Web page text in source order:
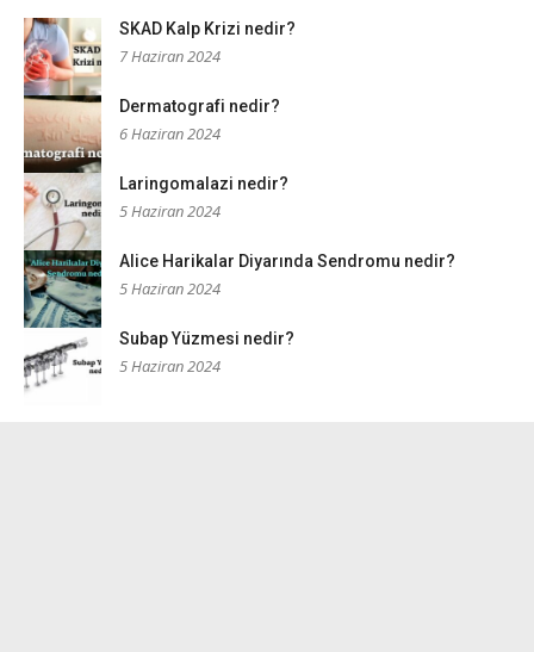
SKAD Kalp Krizi nedir?
7 Haziran 2024
Dermatografi nedir?
6 Haziran 2024
Laringomalazi nedir?
5 Haziran 2024
Alice Harikalar Diyarında Sendromu nedir?
5 Haziran 2024
Subap Yüzmesi nedir?
5 Haziran 2024